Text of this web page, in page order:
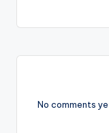
No comments